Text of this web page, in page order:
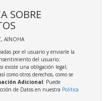
SOBRE
AINOHA
por el usuario y enviarle la
del usuario;
existe una obligación legal;
como otros derechos, como se
Adicional: Puede
de Datos en nuestra Política